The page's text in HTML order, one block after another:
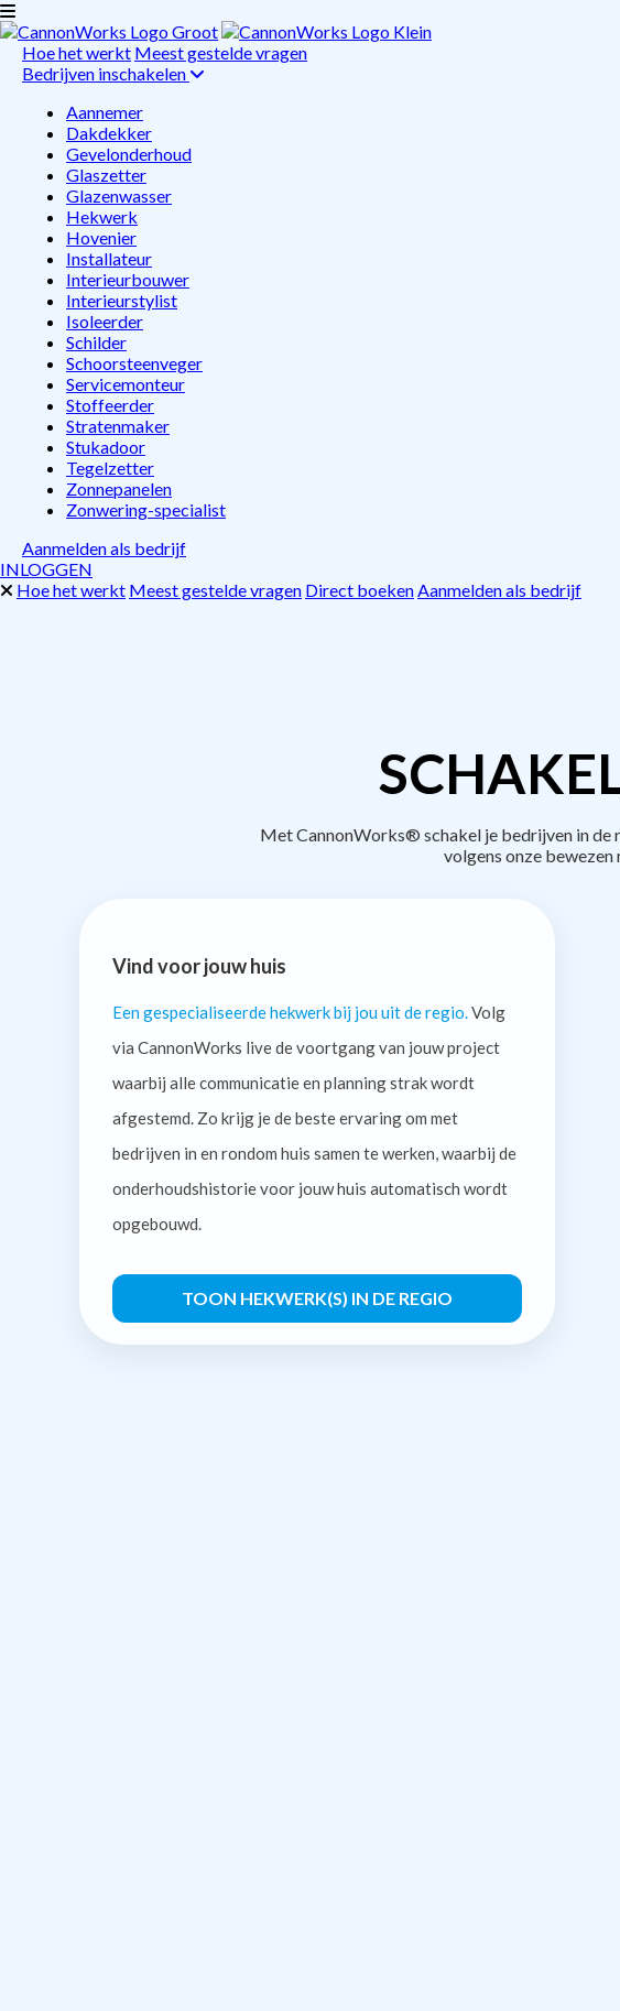
Hoe het werkt Meest gestelde vragen
Bedrijven inschakelen
Aannemer
Dakdekker
Gevelonderhoud
Glaszetter
Glazenwasser
Hekwerk
Hovenier
Installateur
Interieurbouwer
Interieurstylist
Isoleerder
Schilder
Schoorsteenveger
Servicemonteur
Stoffeerder
Stratenmaker
Stukadoor
Tegelzetter
Zonnepanelen
Zonwering-specialist
Aanmelden als bedrijf
INLOGGEN
Hoe het werkt Meest gestelde vragen Direct boekenAanmelden als bedrijf
Met CannonWorks® schakel je bedrijven in de
volgens onze
Vind voor jouw huis
Een gespecialiseerde hekwerk bij jou uit de regio. Volg
via CannonWorks live de voortgang van jouw project
waarbij alle communicatie en planning strak wordt
afgestemd. Zo krijg je de beste ervaring om met
bedrijven in en rondom huis samen te werken, waarbij de
onderhoudshistorie voor jouw huis automatisch wordt
opgebouwd.
TOON HEKWERK(S) IN DE REGIO